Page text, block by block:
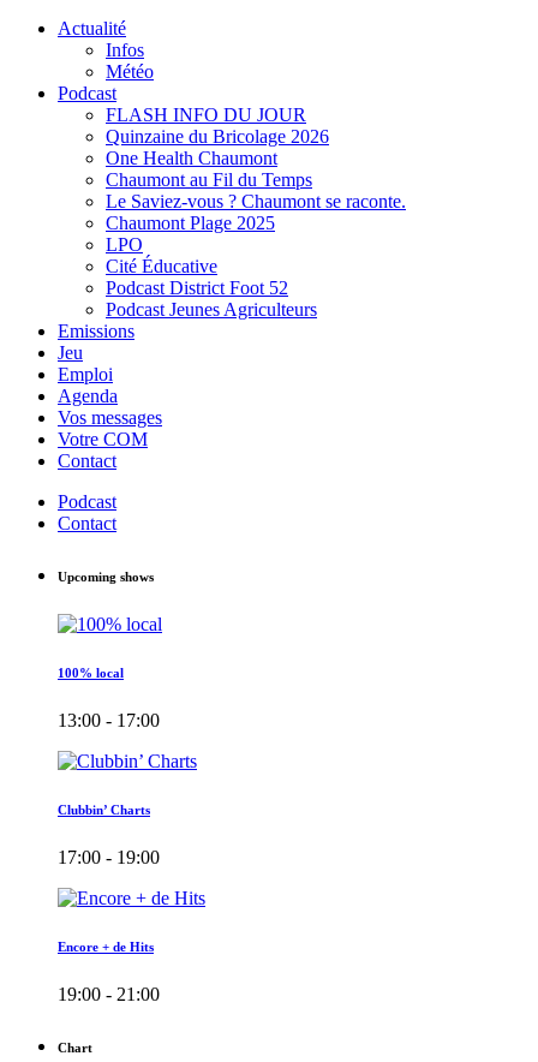
Actualité
Infos
Météo
Podcast
FLASH INFO DU JOUR
Quinzaine du Bricolage 2026
One Health Chaumont
Chaumont au Fil du Temps
Le Saviez-vous ? Chaumont se raconte.
Chaumont Plage 2025
LPO
Cité Éducative
Podcast District Foot 52
Podcast Jeunes Agriculteurs
Emissions
Jeu
Emploi
Agenda
Vos messages
Votre COM
Contact
Podcast
Contact
Upcoming shows
100% local
13:00 - 17:00
Clubbin’ Charts
17:00 - 19:00
Encore + de Hits
19:00 - 21:00
Chart